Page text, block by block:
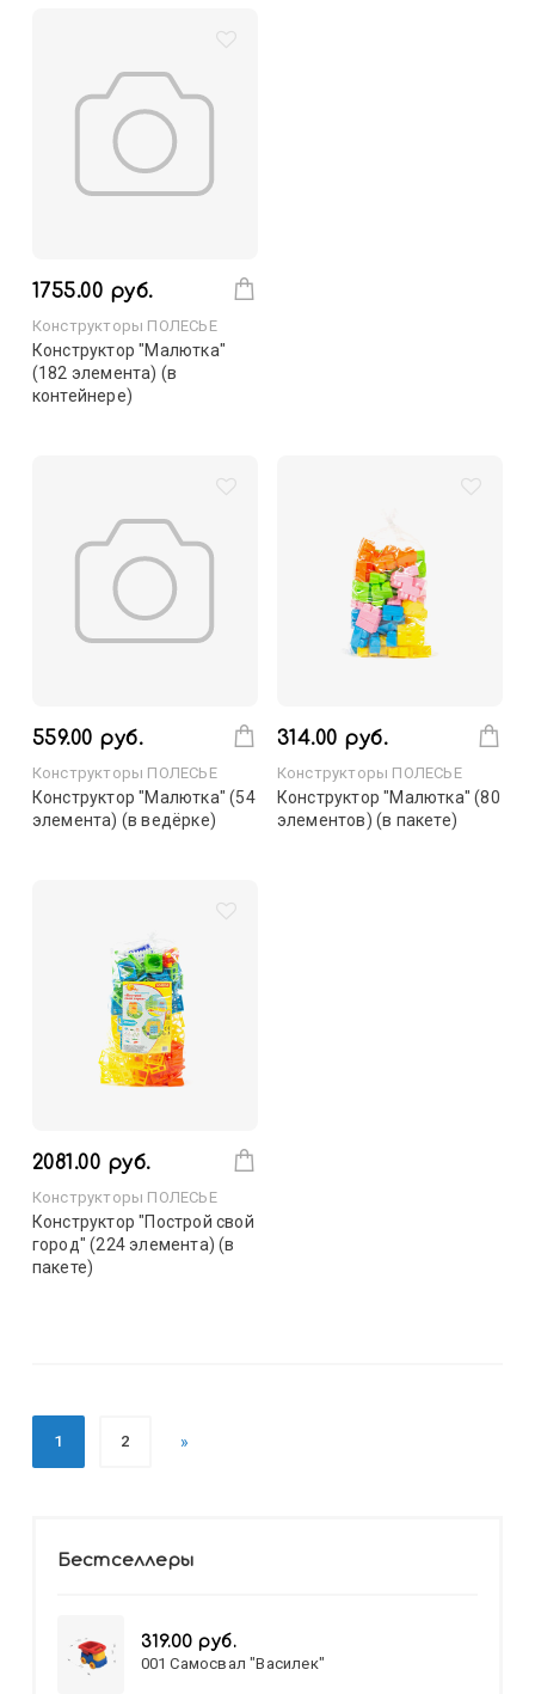
1755.00 руб.
Конструкторы ПОЛЕСЬЕ
Конструктор "Малютка"
(182 элемента) (в
контейнере)
559.00 руб.
Конструкторы ПОЛЕСЬЕ
Конструктор "Малютка" (54
элемента) (в ведёрке)
314.00 руб.
Конструкторы ПОЛЕСЬЕ
Конструктор "Малютка" (80
элементов) (в пакете)
2081.00 руб.
Конструкторы ПОЛЕСЬЕ
Конструктор "Построй свой
город" (224 элемента) (в
пакете)
1 2 »
Бестселлеры
319.00 руб.
001 Самосвал "Василек"